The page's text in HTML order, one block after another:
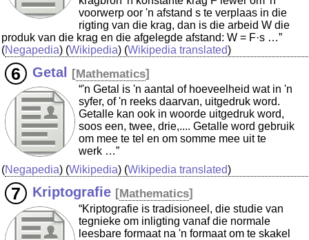
voorwerp oor 'n afstand s te verplaas in die
rigting van die krag, dan is die arbeid W die
produk van die krag en die afgelegde afstand: W = F·s …”
(Negapedia) (Wikipedia) (Wikipedia translated)
Getal [Mathematics]
“'n Getal is 'n aantal of hoeveelheid wat in 'n
syfer, of 'n reeks daarvan, uitgedruk word.
Getalle kan ook in woorde uitgedruk word,
soos een, twee, drie,.... Getalle word gebruik
om mee te tel en om somme mee uit te
werk …”
(Negapedia) (Wikipedia) (Wikipedia translated)
Kriptografie [Mathematics]
“Kriptografie is tradisioneel, die studie van
tegnieke om inligting vanaf die normale
leesbare formaat na 'n formaat om te skakel